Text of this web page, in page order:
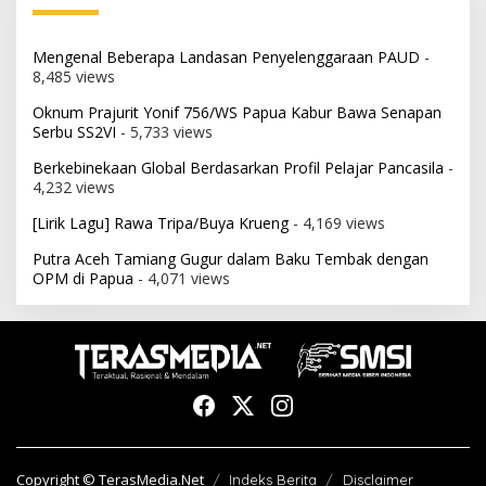
Mengenal Beberapa Landasan Penyelenggaraan PAUD -
8,485 views
Oknum Prajurit Yonif 756/WS Papua Kabur Bawa Senapan
Serbu SS2VI - 5,733 views
Berkebinekaan Global Berdasarkan Profil Pelajar Pancasila -
4,232 views
[Lirik Lagu] Rawa Tripa/Buya Krueng- 4,169 views
Putra Aceh Tamiang Gugur dalam Baku Tembak dengan
OPM di Papua - 4,071 views
Copyright © TerasMedia.Net Indeks Berita Disclaimer